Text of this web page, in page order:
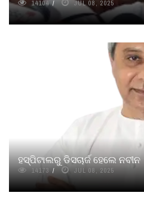
14104 JUL 08, 2025
ହସ୍ପିଟାଲରୁ ଡିସଚାର୍ଜ ହେଲେ ନବୀନ
14173 JUL 08, 2025